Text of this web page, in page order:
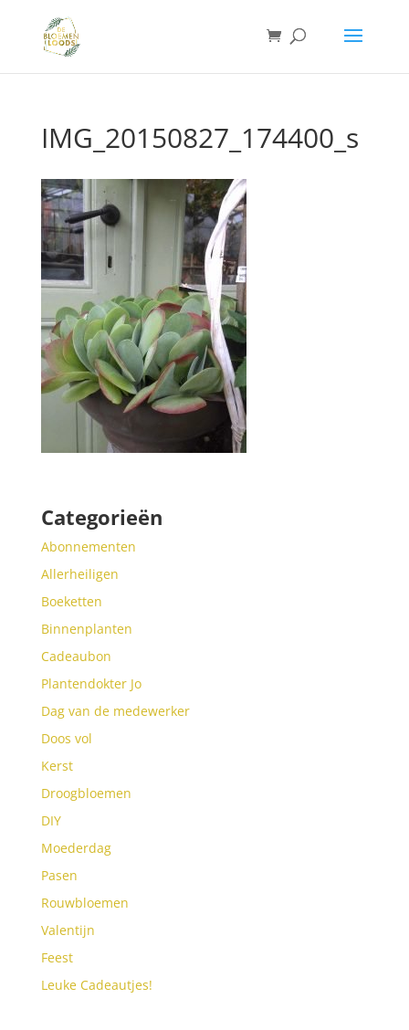
IMG_20150827_174400_s
Categorieën
Abonnementen
Allerheiligen
Boeketten
Binnenplanten
Cadeaubon
Plantendokter Jo
Dag van de medewerker
Doos vol
Kerst
Droogbloemen
DIY
Moederdag
Pasen
Rouwbloemen
Valentijn
Feest
Leuke Cadeautjes!